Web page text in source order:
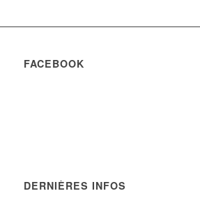
FACEBOOK
DERNIÈRES INFOS